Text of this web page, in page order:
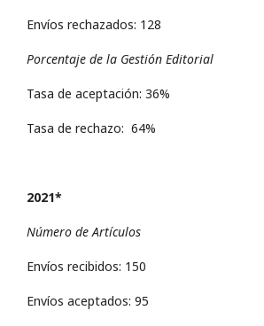
Envíos rechazados: 128
Porcentaje de la Gestión Editorial
Tasa de aceptación: 36%
Tasa de rechazo: 64%
2021*
Número de Artículos
Envíos recibidos: 150
Envíos aceptados: 95